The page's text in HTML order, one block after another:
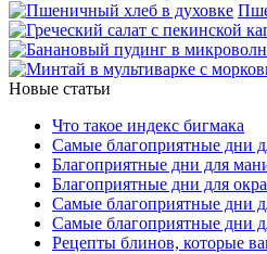
Новые статьи
Что такое индекс бигмака
Самые благоприятные дни
Благоприятные дни для
Благоприятные дни для
Самые благоприятные дни
Самые благоприятные дни
Рецепты блинов, которые